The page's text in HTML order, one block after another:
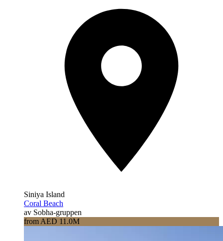
Siniya Island
Coral Beach
av Sobha-gruppen
from AED 11.0M